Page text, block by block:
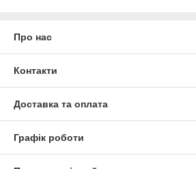
Про нас
Контакти
Доставка та оплата
Графік роботи